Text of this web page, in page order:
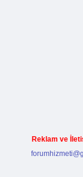
Reklam ve